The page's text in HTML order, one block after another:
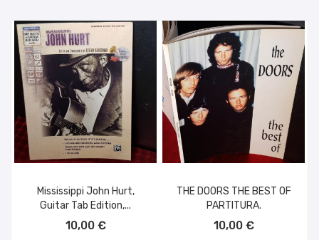
Mississippi John Hurt,
Guitar Tab Edition,...
10,00 €
THE DOORS THE BEST OF
PARTITURA.
10,00 €